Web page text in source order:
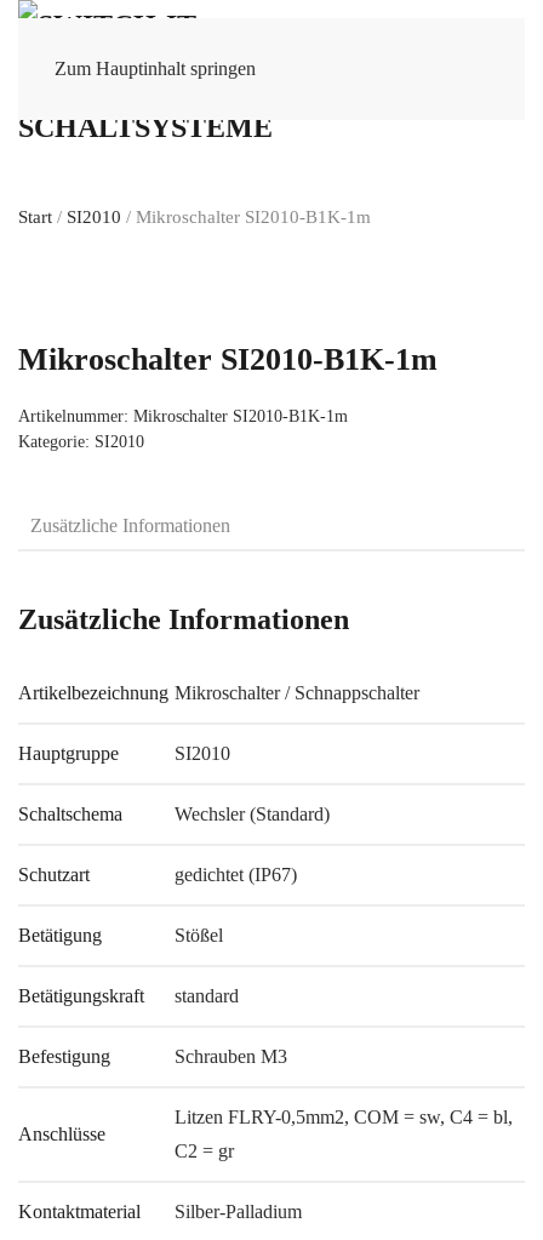
Zum Hauptinhalt springen
Start / SI2010 / Mikroschalter SI2010-B1K-1m
Mikroschalter SI2010-B1K-1m
Artikelnummer: Mikroschalter SI2010-B1K-1m
Kategorie: SI2010
Zusätzliche Informationen
Zusätzliche Informationen
Artikelbezeichnung Mikroschalter / Schnappschalter
Hauptgruppe SI2010
Schaltschema Wechsler (Standard)
Schutzart gedichtet (IP67)
Betätigung Stößel
Betätigungskraft standard
Befestigung Schrauben M3
Anschlüsse
Litzen FLRY-0,5mm2, COM = sw, C4 = bl,
C2 = gr
Kontaktmaterial Silber-Palladium